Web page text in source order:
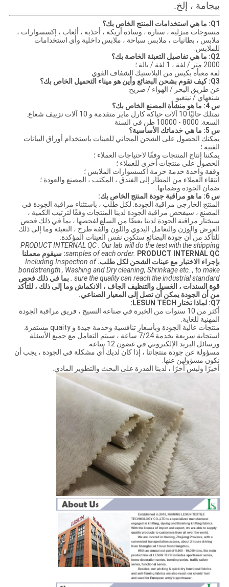
بيجامة ، إلخ.
Q1: ما هي استخدامات المنتج الخاص بك؟
منسوجات منزلية ، ستارة ، وسادة أريكة ، أحذية ، ألعاب ، إكسسوارات ،
ملابس ، بطانيات ، ملابس سباحة ، ملابس داخلية وأي استخدامات
للملابس.
Q2: ما هي تفاصيل التعبئة الخاصة بك؟
2000 متر / لفة ، 1 لفة / بالة ؛
لفة معبأة بكيس من البلاستيك الشفاف القوي
Q3: كيف تقوم بشحن البضائع وأين هو ميناء التحميل الخاص بك؟
عن طريق البحر / الهواء / صريح
شنغهاي / نينغبو
س 4: ما هو منشأة المصنع الخاص بك؟
نمتلك حاليًا 10 آلات حياكة كارل ماير متقدمة و 10 آلات تزييف شعاع.
السعة: 8000 - 10000 طن في السنة
س 5: ما هي خدماتك الأساسية؟
يمكنك الحصول على الشحن المجاني للعينات باستخدام أوراق البيانات
الفنية ؛
يمكننا إنتاج المنتجات وفقًا لاحتياجات العملاء ؛
الحصول على منتجات أخرى للعملاء ؛
وقفة واحدة خدمة حزمة اكسسوارات الملابس ؛
انتقاء العملاء من المطار إلى الفندق ، المكتب ، المصنع والعودة ؛
ضمان الجودة وضمانها.
س 6: ما هو مراقبة جودة المنتج الخاص بك:
المنتج الخارجي مراقبة الجودة: لكل طلب ، باستثناء مراقبة الجودة في
المصنع ، سيفحص مراقبة الجودة لدينا المنتجات وفقًا لترتيب الكمية ،
سيختار مراقبة الجودة لدينا بعضًا من السلع لفحصها ، بما في ذلك فحص
العرض والوزن والتعامل اليدوي واللون والفة طرح ، التعبئة وما إلى ذلك
للتأكد من أن جودة البضائع ستكون نفس العينات المؤكدة.
PRODUCT INTERNAL QC : Our lab will do the test with the shipping
samples of each order.PRODUCT INTERNAL QC: سيقوم معملنا
بإجراء الاختبار مع عينات الشحن لكل طلب. Including Inspection of
bondstrength , Washing and Dry cleaning, Shrinkage etc. , to make
sure the quality can reach the industrial standard .
بما في ذلك فحص
قوة السندات ، الغسيل والتنظيف الجاف ، الانكماش وما إلى ذلك ، للتأكد
من أن الجودة يمكن أن تصل إلى المعيار الصناعي.
Q7: لماذا تختار LESUN TECH:
أكثر من 10 سنوات من الخبرة في صناعة النسيج ، فريق مراقبة الجودة
المهنية للغاية.
منتجات عالية الجودة وبأسعار تنافسية وخدمة جيدة و quaity مستقرة.
استجابة سريعة بخدمة 7/24 ساعة ، سيتم التعامل مع جميع الأسئلة
ورسائل البريد الإلكتروني في غضون 12 ساعة.
مسؤولة عن جودة منتجاتنا ، إذا كان لديك أي مشكلة في الجودة ، يجب أن
نكون مسؤولين عنها.
أخيرًا وليس آخرًا ، لدينا القدرة على البحث والتطوير المادي.